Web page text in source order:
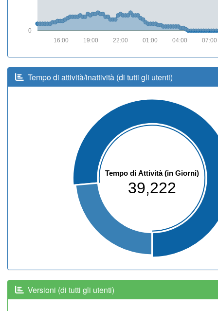
0
07:00
04:00
01:00
22:00
19:00
16:00
Tempo di attività/inattività (di tutti gli utenti)
Tempo di Attività (in Giorni)
39,222
Versioni (di tutti gli utenti)